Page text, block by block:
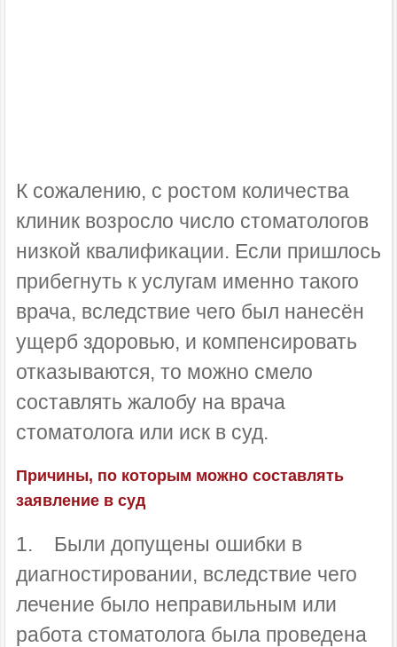
К сожалению, с ростом количества
клиник возросло число стоматологов
низкой квалификации. Если пришлось
прибегнуть к услугам именно такого
врача, вследствие чего был нанесён
ущерб здоровью, и компенсировать
отказываются, то можно смело
составлять жалобу на врача
стоматолога или иск в суд.
Причины, по которым можно составлять
заявление в суд
1. Были допущены ошибки в
диагностировании, вследствие чего
лечение было неправильным или
работа стоматолога была проведена